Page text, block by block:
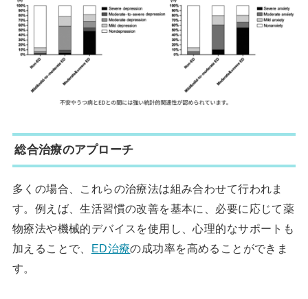
総合治療のアプローチ
多くの場合、これらの治療法は組み合わせて行われま
す。例えば、生活習慣の改善を基本に、必要に応じて薬
物療法や機械的デバイスを使用し、心理的なサポートも
加えることで、 ED治療の成功率を高めることができま
す。